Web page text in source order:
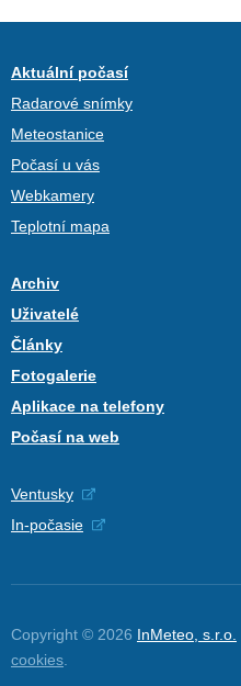
Aktuální počasí
Radarové snímky
Meteostanice
Počasí u vás
Webkamery
Teplotní mapa
Archiv
Uživatelé
Články
Fotogalerie
Aplikace na telefony
Počasí na web
Ventusky
In-počasie
Copyright © 2026 InMeteo, s.r.o.
cookies